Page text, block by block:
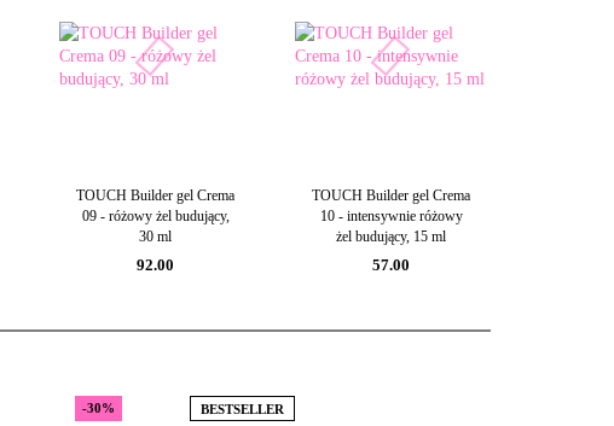
TOUCH Builder gel Crema
09 - różowy żel budujący,
30 ml
92.00
TOUCH Builder gel Crema
10 - intensywnie różowy
żel budujący, 15 ml
57.00
-30% BESTSELLER